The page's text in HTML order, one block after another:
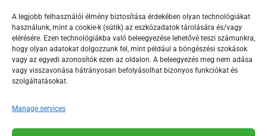
A legjobb felhasználói élmény biztosítása érdekében olyan technológiákat
használunk, mint a cookie-k (sütik) az eszközadatok tárolására és/vagy
elérésére. Ezen technológiákba való beleegyezése lehetővé teszi számunkra,
hogy olyan adatokat dolgozzunk fel, mint például a böngészési szokások
vagy az egyedi azonosítók ezen az oldalon. A beleegyezés meg nem adása
vagy visszavonása hátrányosan befolyásolhat bizonyos funkciókat és
szolgáltatásokat.
Manage services
F
a
c
e
o
o
Y
o
u
t
b
e
T
i
k
Az Érd Média médiaszolgáltatási tevékenységét a